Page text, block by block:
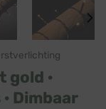
gold ·
Dimbaar